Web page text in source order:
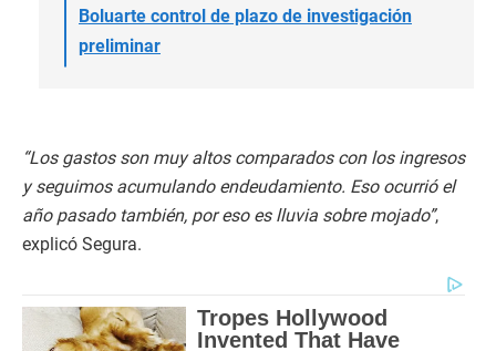
Boluarte control de plazo de investigación
preliminar
“Los gastos son muy altos comparados con los ingresos
y seguimos acumulando endeudamiento. Eso ocurrió el
año pasado también, por eso es lluvia sobre mojado”,
explicó Segura.